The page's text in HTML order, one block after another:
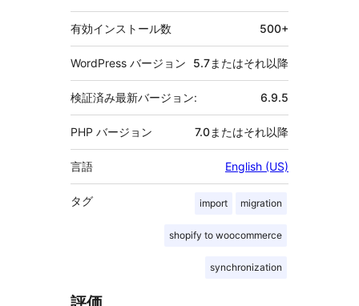
有効インストール数 500+
WordPress バージョン 5.7またはそれ以降
検証済み最新バージョン: 6.9.5
PHP バージョン 7.0またはそれ以降
言語 English (US)
タグ import migration
shopify to woocommerce
synchronization